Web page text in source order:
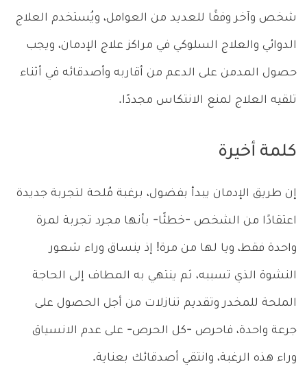
شخص وآخر وفقًا للعديد من العوامل، ويُستخدم العلاج
الدوائي والعلاج السلوكي في مراكز علاج الإدمان، ويجب
حصول المدمن على الدعم من أقاربه وأصدقائه في أثناء
تلقيه العلاج لمنع الانتكاس مجددًا.
كلمة أخيرة
إن طريق الإدمان يبدأ بفضول، برغبة مُلحة لتجربة جديدة
اعتقادًا من الشخص -خطئًا- بأنها مجرد تجربة لمرة
واحدة فقط، ويا لها من مرة! إذ ينساق وراء شعور
النشوة الذي تسببه، ثم ينتهي به المطاف إلى الحاجة
الملحة للمخدر وتقديم تنازلات من أجل الحصول على
جرعة واحدة، فاحرص -كل الحرص- على عدم الانسياق
وراء هذه الرغبة، وانتقي أصدقائك بعناية.